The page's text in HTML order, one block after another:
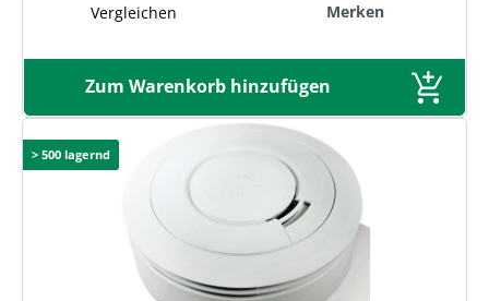
Vergleichen Merken
Zum Warenkorb hinzufügen
> 500 lagernd